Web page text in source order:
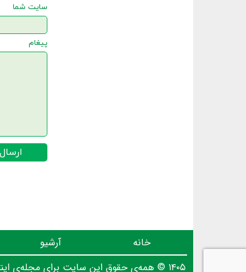
سایت شما
پیغام
ارسال
۱۴۰۵ © همه‌ی حقوق این سایت برای مجله‌ی
خانه آرشیو